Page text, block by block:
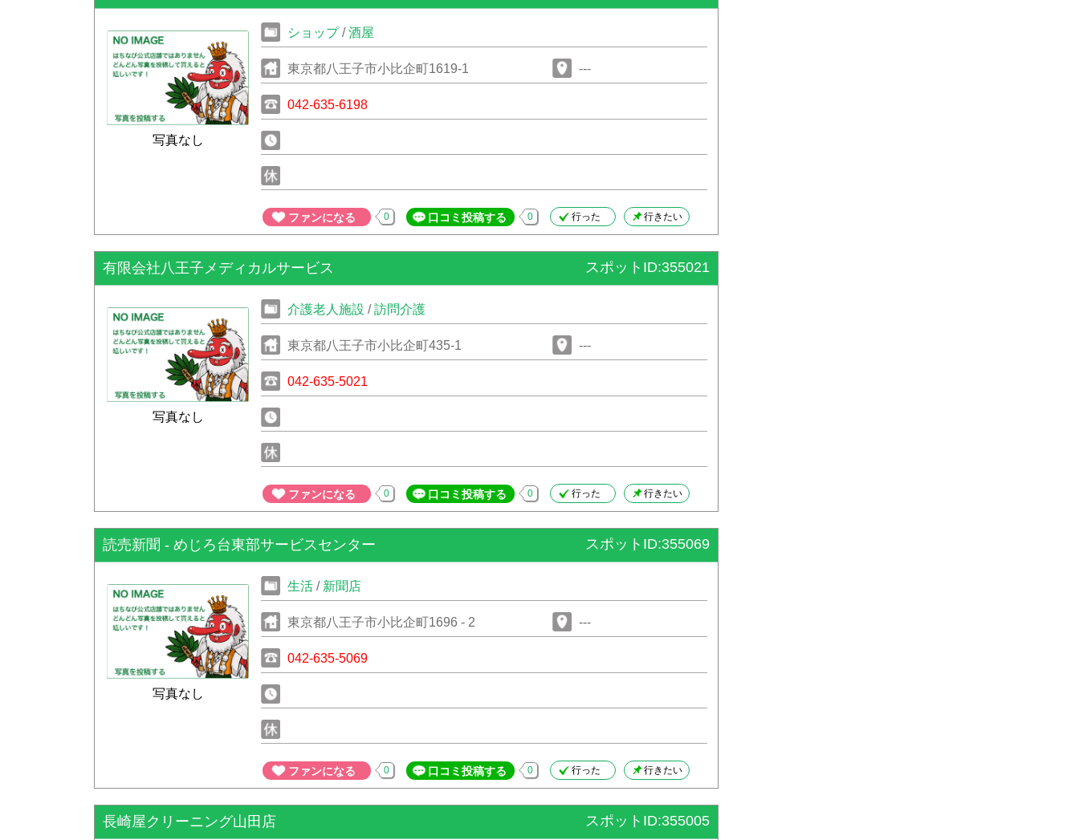
写真なし
ショップ/酒屋
東京都八王子市小比企町1619-1 ---
042-635-6198
ファンになる 0 口コミ投稿する 0 行った 行きたい
有限会社八王子メディカルサービス スポットID:355021
写真なし
介護老人施設 /訪問介護
東京都八王子市小比企町435-1 ---
042-635-5021
ファンになる 0 口コミ投稿する 0 行った 行きたい
読売新聞 - めじろ台東部サービスセンター スポットID:355069
写真なし
生活 / 新聞店
東京都八王子市小比企町1696 - 2 ---
042-635-5069
ファンになる 0 口コミ投稿する 0 行った 行きたい
長崎屋クリーニング山田店 スポットID:355005